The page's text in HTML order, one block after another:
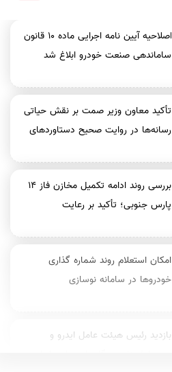
اصلاحیه آیین نامه اجرایی ماده ۱۰ قانون
ساماندهی صنعت خودرو ابلاغ شد
تأکید معاون وزیر صمت بر نقش حیاتی
رسانه‌ها در روایت صحیح دستاوردهای
بررسی روند ادامه تکمیل مخازن فاز ۱۴
پارس جنوبی؛ تأکید بر رعایت
امکان استعلام روند شماره گذاری
خودروها در سامانه نوسازی
بازدید رئیس هیئت عامل ایدرو و